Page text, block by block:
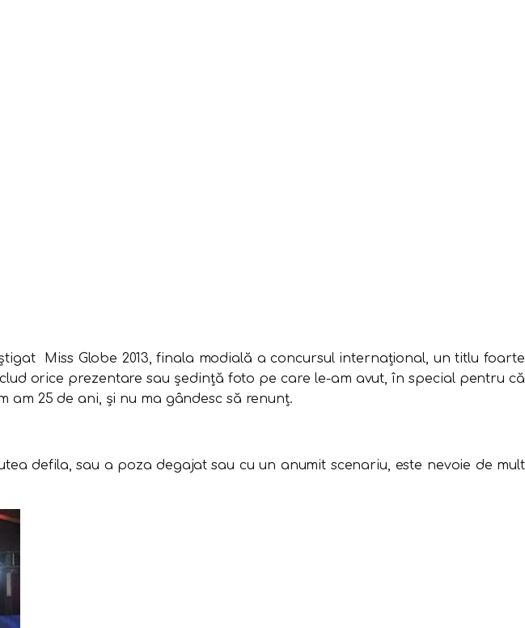
Miss Globe 2013, finala modială a concursul internațional, un titlu foarte
orice prezentare sau ședință foto pe care le-am avut, în special pentru că
am 25 de ani, și nu ma gândesc să renunț.
defila, sau a poza degajat sau cu un anumit scenariu, este nevoie de mult